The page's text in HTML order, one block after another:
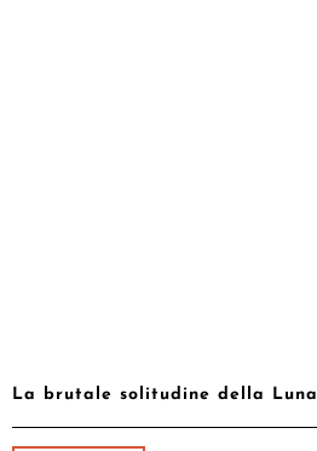
La brutale solitudine della Luna